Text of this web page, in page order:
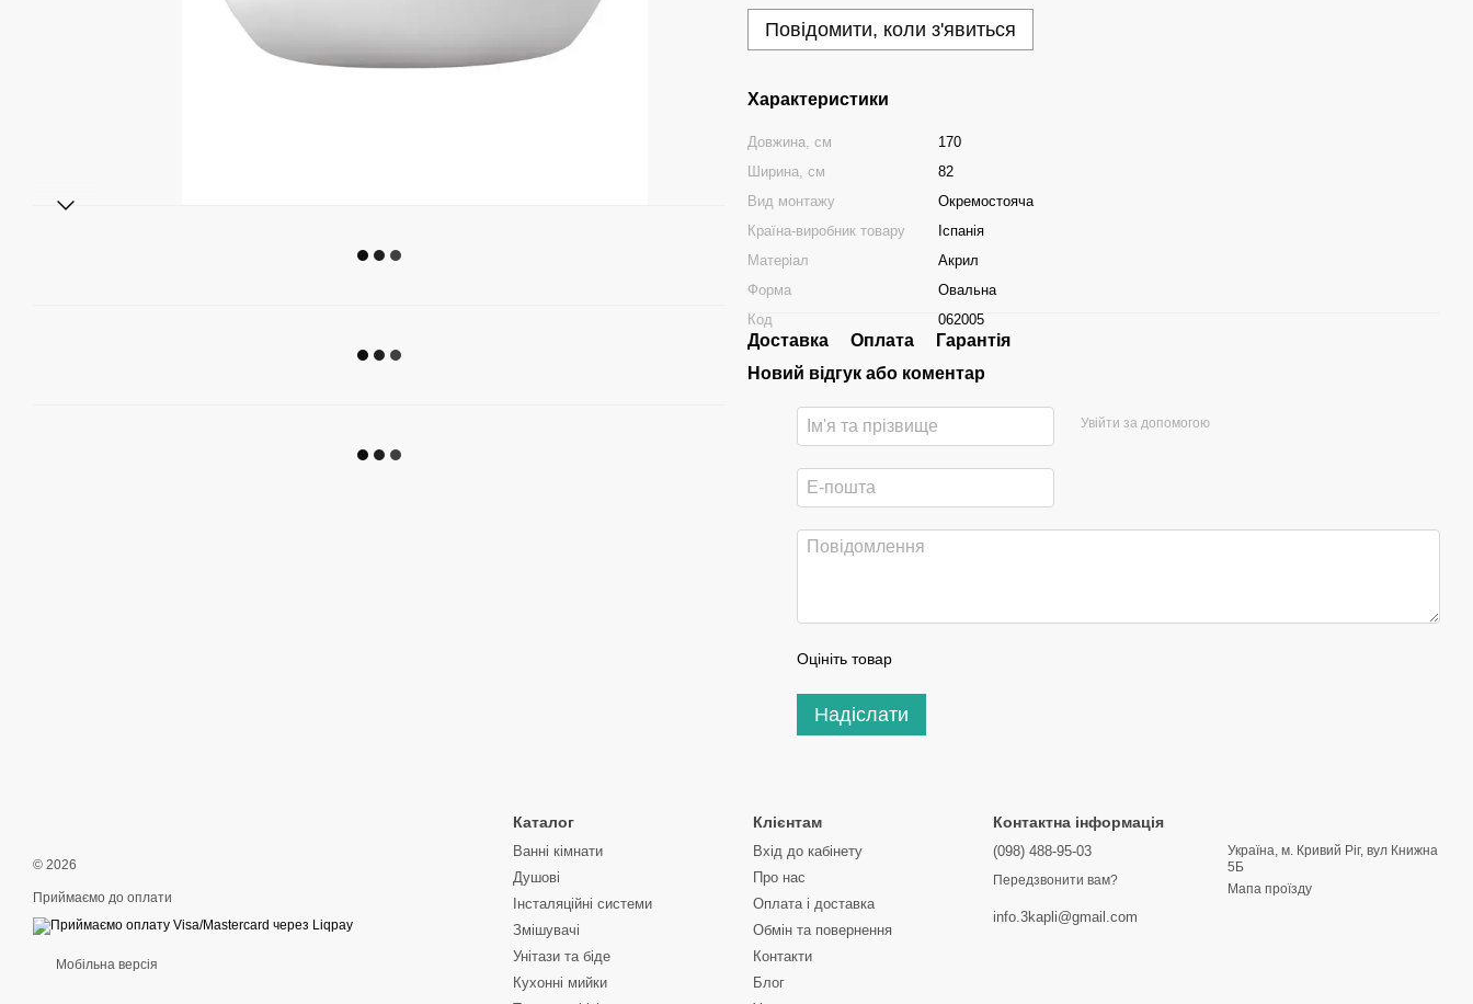
Повідомити, коли з'явиться
Характеристики
Довжина, см
170
Ширина, см
82
Вид монтажу
Окремостояча
Країна-виробник товару
Іспанія
Матеріал
Акрил
Форма
Овальна
Код
062005
Доставка Оплата
Гарантія
Новий відгук або коментар
Увійти за допомогою
Оцініть товар
Надіслати
© 2026
Приймаємо до оплати
Мобільна версія
Каталог
Ванні кімнати
Душові
Інсталяційні системи
Змішувачі
Унітази та біде
Кухонні мийки
Клієнтам
Вхід до кабінету
Про нас
Оплата і доставка
Обмін та повернення
Контакти
Блог
Контактна інформація
(098) 488-95-03
Передзвонити вам?
info.3kapli@gmail.com
Україна, м. Кривий Ріг, вул Книжна
5Б
Мапа проїзду